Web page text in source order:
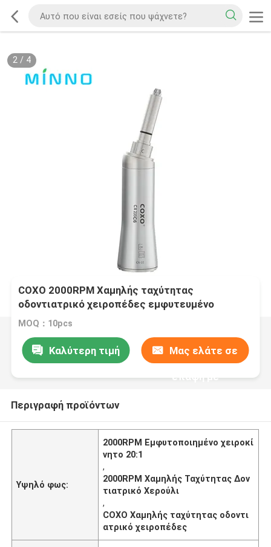
2/ 4
COXO 2000RPM Χαμηλής ταχύτητας
οδοντιατρικό χειροπέδες εμφυτευμένο
χειροπέδιο 20:1
MOQ：10pcs
Καλύτερη τιμή Μας ελάτε σε
επαφή με
Περιγραφή προϊόντων
Υψηλό φως:
2000RPM Εμφυτοποιημένο χειροκί
νητο 20:1
,
2000RPM Χαμηλής Ταχύτητας Δον
τιατρικό Χερούλι
,
COXO Χαμηλής ταχύτητας οδοντι
ατρικό χειροπέδες